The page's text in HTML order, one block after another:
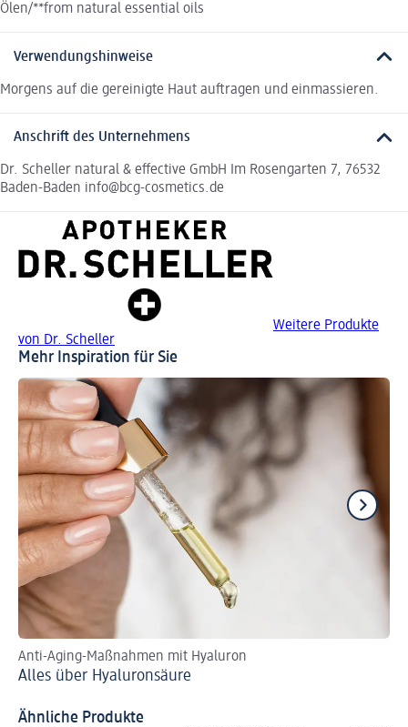
Ölen/**from natural essential oils
Verwendungshinweise
Morgens auf die gereinigte Haut auftragen und einmassieren.
Anschrift des Unternehmens
Dr. Scheller natural & effective GmbH Im Rosengarten 7, 76532
Baden-Baden info@bcg-cosmetics.de
Weitere Produkte
von Dr. Scheller
Mehr Inspiration für Sie
Anti-Aging-Maßnahmen mit Hyaluron
Alles über Hyaluronsäure
Ähnliche Produkte